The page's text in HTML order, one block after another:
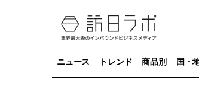
ニュース トレンド 商品別 国・